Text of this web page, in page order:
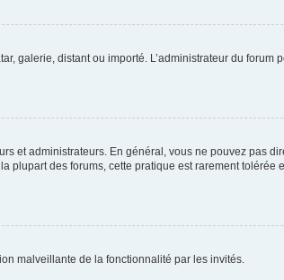
galerie, distant ou importé. L’administrateur du forum
et administrateurs. En général, vous ne pouvez pas
plupart des forums, cette pratique est rarement tolérée
malveillante de la fonctionnalité par les invités.